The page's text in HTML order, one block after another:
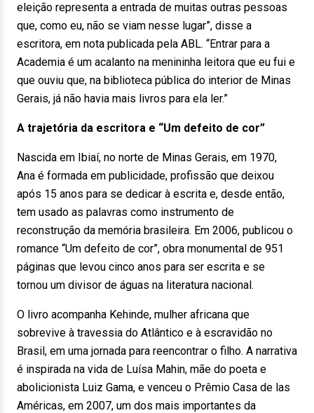
eleição representa a entrada de muitas outras pessoas
que, como eu, não se viam nesse lugar”, disse a
escritora, em nota publicada pela ABL. “Entrar para a
Academia é um acalanto na menininha leitora que eu fui e
que ouviu que, na biblioteca pública do interior de Minas
Gerais, já não havia mais livros para ela ler.”
A trajetória da escritora e “Um defeito de cor”
Nascida em Ibiaí, no norte de Minas Gerais, em 1970,
Ana é formada em publicidade, profissão que deixou
após 15 anos para se dedicar à escrita e, desde então,
tem usado as palavras como instrumento de
reconstrução da memória brasileira. Em 2006, publicou o
romance “Um defeito de cor”, obra monumental de 951
páginas que levou cinco anos para ser escrita e se
tornou um divisor de águas na literatura nacional.
O livro acompanha Kehinde, mulher africana que
sobrevive à travessia do Atlântico e à escravidão no
Brasil, em uma jornada para reencontrar o filho. A narrativa
é inspirada na vida de Luísa Mahin, mãe do poeta e
abolicionista Luiz Gama, e venceu o Prêmio Casa de las
Américas, em 2007, um dos mais importantes da